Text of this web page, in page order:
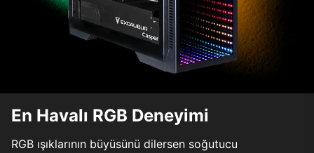
En Havalı RGB Deneyimi
RGB ışıklarının büyüsünü dilersen soğutucu